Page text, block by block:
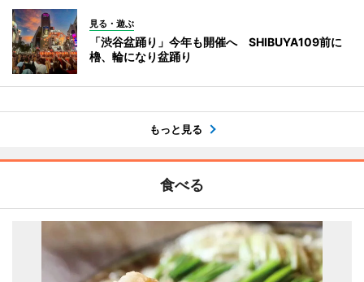
見る・遊ぶ
「渋谷盆踊り」今年も開催へ SHIBUYA109前に
櫓、輪になり盆踊り
もっと見る
食べる